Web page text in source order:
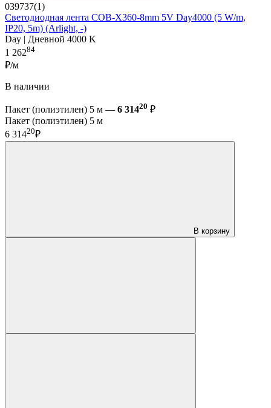
039737(1)
Светодиодная лента COB-X360-8mm 5V Day4000 (5 W/m,
IP20, 5m) (Arlight, -)
Day | Дневной 4000 K
1 26284
₽/м
В наличии
Пакет (полиэтилен) 5 м — 6 31420 ₽
Пакет (полиэтилен) 5 м
6 31420₽
В корзину